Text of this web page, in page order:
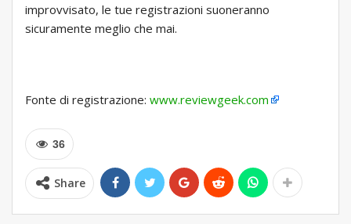
improvvisato, le tue registrazioni suoneranno
sicuramente meglio che mai.
Fonte di registrazione: www.reviewgeek.com
36
Share